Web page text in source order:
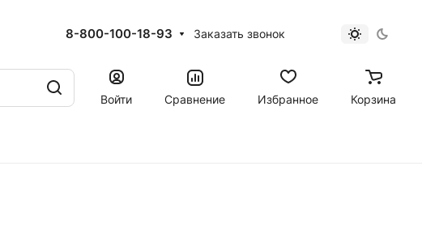
8-800-100-18-93 Заказать звонок
Войти Сравнение Избранное Корзина